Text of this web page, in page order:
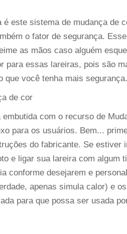
este sistema de mudança de
o fator de segurança.
as mãos caso alguém
para essas lareiras, pois são
que você tenha mais segurança.
de cor
com o recurso de
para os usuários. Bem...
do fabricante. Se estiver
e ligar sua lareira com algum
conforme desejarem e
apenas simula calor) e
para que possa ser usada